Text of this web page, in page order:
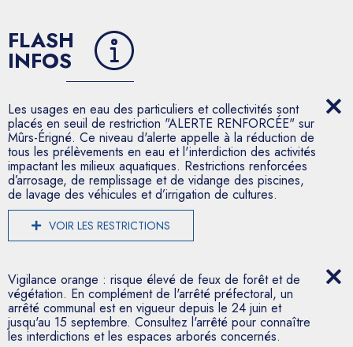
FLASH
INFOS
Les usages en eau des particuliers et collectivités sont
placés en seuil de restriction "ALERTE RENFORCÉE" sur
Mûrs-Érigné. Ce niveau d'alerte appelle à la réduction de
tous les prélèvements en eau et l'interdiction des activités
impactant les milieux aquatiques. Restrictions renforcées
d’arrosage, de remplissage et de vidange des piscines,
de lavage des véhicules et d’irrigation de cultures.
VOIR LES RESTRICTIONS
Vigilance orange : risque élevé de feux de forêt et de
végétation. En complément de l'arrêté préfectoral, un
arrêté communal est en vigueur depuis le 24 juin et
jusqu'au 15 septembre. Consultez l'arrêté pour connaître
les interdictions et les espaces arborés concernés.